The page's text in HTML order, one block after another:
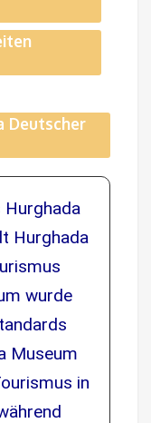
Deutscher
Hurghada
wurde
Museum
in